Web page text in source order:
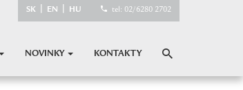
NOVINKY KONTAKTY
SK EN HU tel: 02/6280 2702